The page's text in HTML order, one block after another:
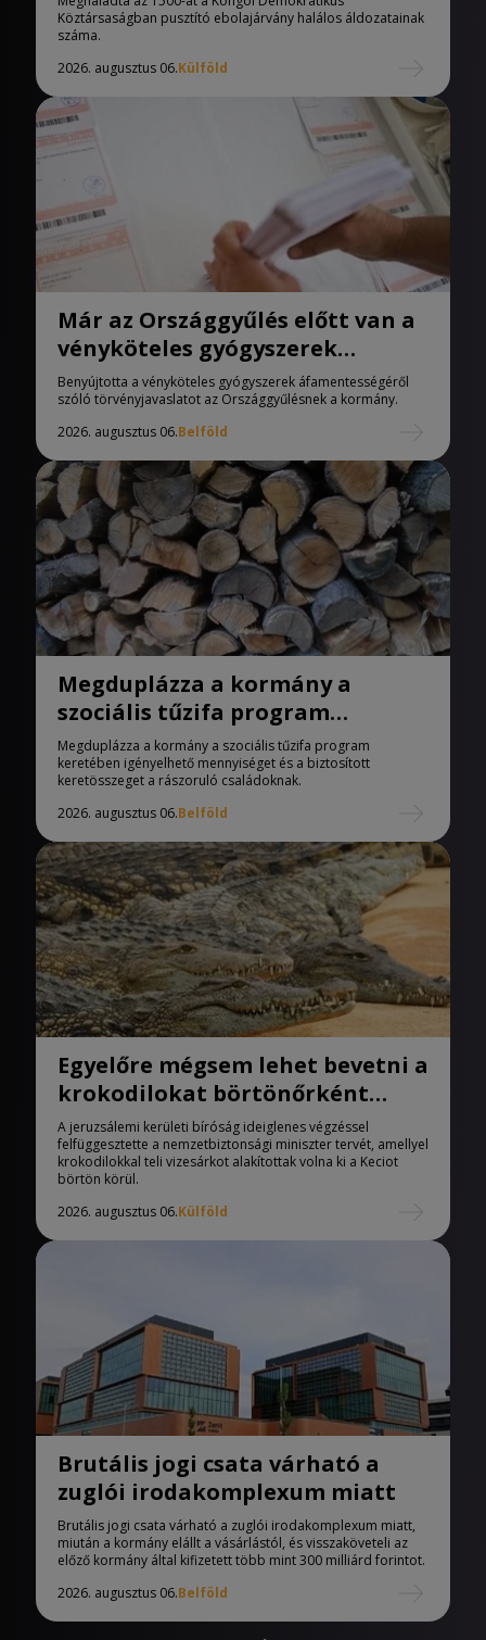
Köztársaságban pusztító ebolajárvány halálos áldozatainak
száma.
2026. augusztus 06.Külföld
Már az Országgyűlés előtt van a
vényköteles gyógyszerek
áfamentességéről szóló
törvényjavaslat
Benyújtotta a vényköteles gyógyszerek áfamentességéről
szóló törvényjavaslatot az Országgyűlésnek a kormány.
2026. augusztus 06.Belföld
Megduplázza a kormány a
szociális tűzifa program
keretében igényelhető
mennyiséget
Megduplázza a kormány a szociális tűzifa program
keretében igényelhető mennyiséget és a biztosított
keretösszeget a rászoruló családoknak.
2026. augusztus 06.Belföld
Egyelőre mégsem lehet bevetni a
krokodilokat börtönőrként
Izraelben
A jeruzsálemi kerületi bíróság ideiglenes végzéssel
felfüggesztette a nemzetbiztonsági miniszter tervét, amellyel
krokodilokkal teli vizesárkot alakítottak volna ki a Keciot
börtön körül.
2026. augusztus 06.Külföld
Brutális jogi csata várható a
zuglói irodakomplexum miatt
Brutális jogi csata várható a zuglói irodakomplexum miatt,
miután a kormány elállt a vásárlástól, és visszaköveteli az
előző kormány által kifizetett több mint 300 milliárd forintot.
2026. augusztus 06.Belföld